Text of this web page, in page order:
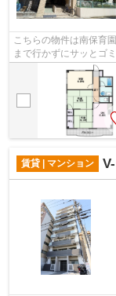
こちらの物件は南保育
まで行かずにサッとゴ
す。初期費用をカード
賃貸 | マンション